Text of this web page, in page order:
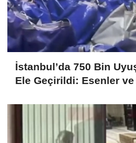
İstanbul’da 750 Bin
Ele Geçirildi: Esenler ve